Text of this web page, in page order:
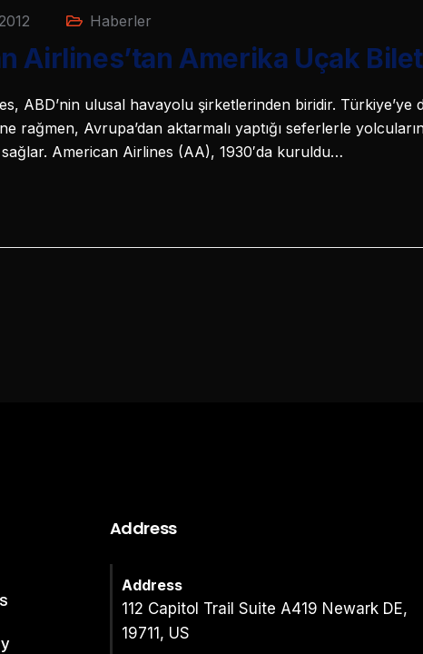
Haberler
Airlines’tan Amerika Uçak
ABD’nin ulusal havayolu şirketlerinden biridir. Türkiye’ye
rağmen, Avrupa’dan aktarmalı yaptığı seferlerle
sağlar. American Airlines (AA), 1930′da kuruldu…
Address
Address
112 Capitol Trail Suite A419 Newark DE,
19711, US